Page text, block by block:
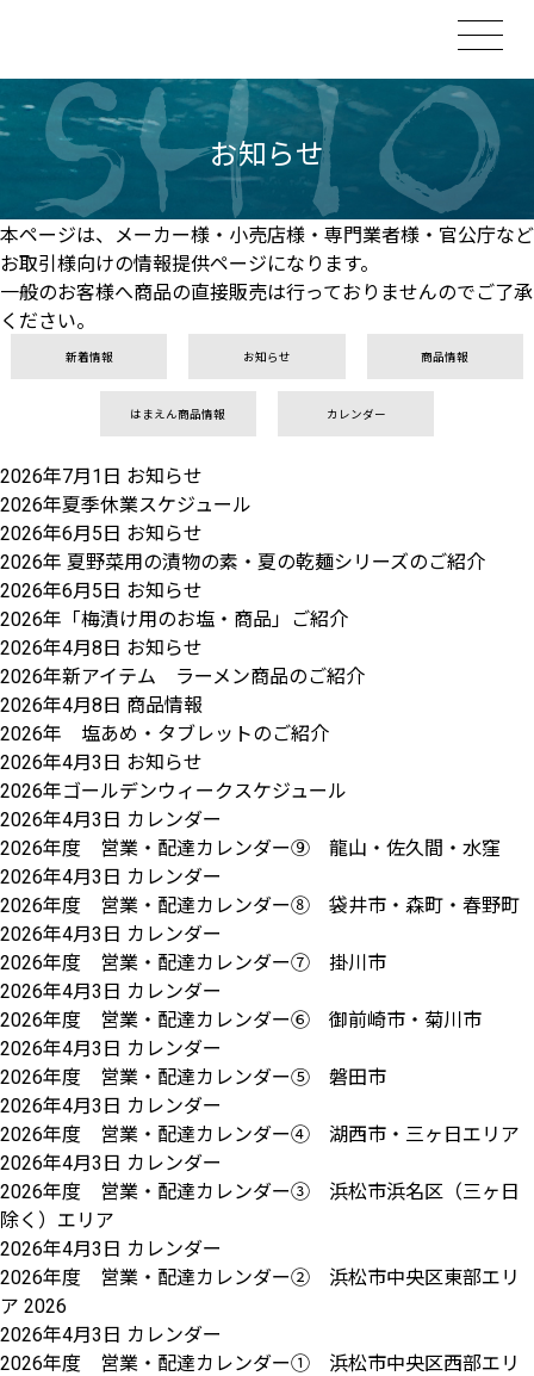
お知らせ
本ページは、メーカー様・小売店様・専門業者様・官公庁など
お取引様向けの情報提供ページになります。
一般のお客様へ商品の直接販売は行っておりませんのでご了承
ください。
新着情報 お知らせ 商品情報
はまえん商品情報 カレンダー
2026年7月1日 お知らせ
2026年夏季休業スケジュール
2026年6月5日 お知らせ
2026年 夏野菜用の漬物の素・夏の乾麺シリーズのご紹介
2026年6月5日 お知らせ
2026年「梅漬け用のお塩・商品」ご紹介
2026年4月8日 お知らせ
2026年新アイテム ラーメン商品のご紹介
2026年4月8日 商品情報
2026年 塩あめ・タブレットのご紹介
2026年4月3日 お知らせ
2026年ゴールデンウィークスケジュール
2026年4月3日 カレンダー
2026年度 営業・配達カレンダー⑨ 龍山・佐久間・水窪
2026年4月3日 カレンダー
2026年度 営業・配達カレンダー⑧ 袋井市・森町・春野町
2026年4月3日 カレンダー
2026年度 営業・配達カレンダー⑦ 掛川市
2026年4月3日 カレンダー
2026年度 営業・配達カレンダー⑥ 御前崎市・菊川市
2026年4月3日 カレンダー
2026年度 営業・配達カレンダー⑤ 磐田市
2026年4月3日 カレンダー
2026年度 営業・配達カレンダー④ 湖西市・三ヶ日エリア
2026年4月3日 カレンダー
2026年度 営業・配達カレンダー③ 浜松市浜名区（三ヶ日
除く）エリア
2026年4月3日 カレンダー
2026年度 営業・配達カレンダー② 浜松市中央区東部エリ
ア 2026
2026年4月3日 カレンダー
2026年度 営業・配達カレンダー① 浜松市中央区西部エリ